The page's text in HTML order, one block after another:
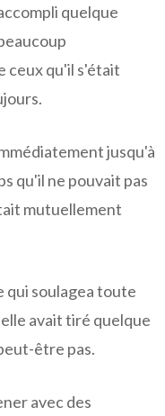
quelque
ceux qu'il s'était
jusqu'à
qu'il ne pouvait pas
mutuellement
qui soulagea toute
avait tiré quelque
être pas.
avec des